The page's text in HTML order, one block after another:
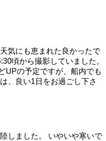
気にも恵まれた良かったで
頃から撮影していました。
UPの予定ですが、船内でも
、良い1日をお過ごし下さ
しました。 いやいや寒いで